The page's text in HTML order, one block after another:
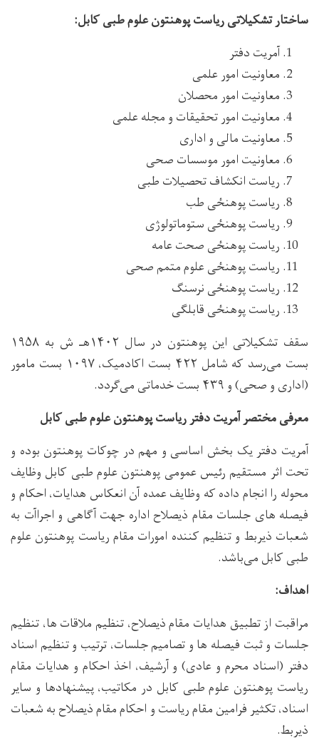
ساختار تشکیلاتی ریاست پوهنتون علوم طبی کابل:
آمریت دفتر
معاونیت امور علمی
معاونیت امور محصلان
معاونیت امور تحقیقات و مجله علمی
معاونیت مالی و اداری
معاونیت امور موسسات صحی
ریاست انکشاف تحصیلات طبی
ریاست پوهنځی طب
ریاست پوهنځی ستوماتولوژی
ریاست پوهنځی صحت عامه
ریاست پوهنځی علوم متمم صحی
ریاست پوهنځی نرسنگ
ریاست پوهنځی قابلگی
سقف تشکیلاتی این پوهنتون در سال ۱۴۰۲هـ ش به ۱۹۵۸
بست می‌رسد که شامل ۴۲۲ بست اکادمیک، ۱۰۹۷ بست مامور
(اداری و صحی) و ۴۳۹ بست خدماتی می‌گردد.
معرفی مختصر آمریت دفتر ریاست پوهنتون علوم طبی کابل
آمریت دفتر یک بخش اساسی و مهم در چوکات پوهنتون بوده و
تحت اثر مستقیم رئیس عمومی پوهنتون علوم طبی کابل وظایف
محوله را انجام داده که وظایف عمده آن انعکاس هدایات، احکام و
فیصله های جلسات مقام ذیصلاح اداره جهت آگاهی و اجراآت به
شعبات ذیربط و تنظیم کننده امورات مقام ریاست پوهنتون علوم
طبی کابل می‌باشد.
اهداف:
مراقبت از تطبیق هدایات مقام ذیصلاح، تنظیم ملاقات ها، تنظیم
جلسات و ثبت فیصله ها و تصامیم جلسات، ترتیب و تنظیم اسناد
دفتر (اسناد محرم و عادی) و آرشیف، اخذ احکام و هدایات مقام
ریاست پوهنتون علوم طبی کابل در مکاتیب، پیشنهادها و سایر
اسناد، تکثیر فرامین مقام ریاست و احکام مقام ذیصلاح به شعبات
ذیربط.